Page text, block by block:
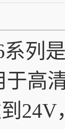
列
于高
24V